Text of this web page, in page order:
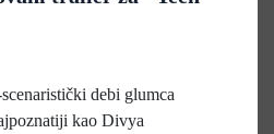
debi glumca
kao Divya